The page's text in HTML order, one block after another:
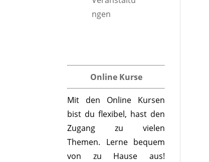
Online Kurse
Mit den Online Kursen
bist du flexibel, hast den
Zugang zu vielen
Themen. Lerne bequem
von zu Hause aus!